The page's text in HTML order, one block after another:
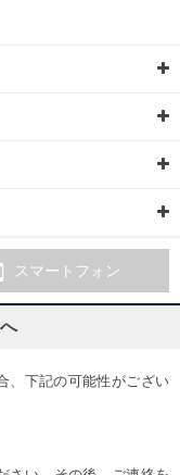
スマートフォン
、下記の可能性がござい